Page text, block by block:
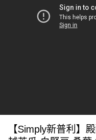
【Simply新普利】